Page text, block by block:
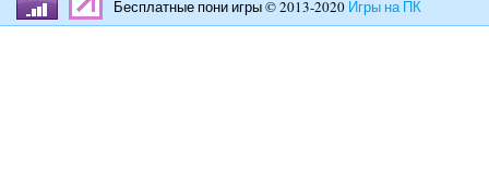
Бесплатные пони игры © 2013-2020 Игры на ПК